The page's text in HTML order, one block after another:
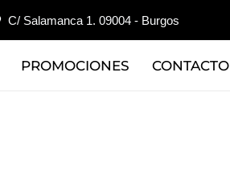
C/ Salamanca 1. 09004 - Burgos
PROMOCIONES CONTACTO